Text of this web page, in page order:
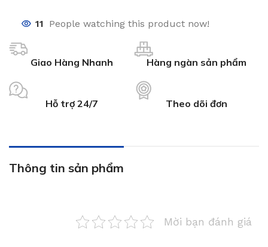
11 People watching this product now!
Giao Hàng Nhanh Hàng ngàn sản phẩm
Hỗ trợ 24/7 Theo dõi đơn
Thông tin sản phẩm
Mời bạn đánh giá